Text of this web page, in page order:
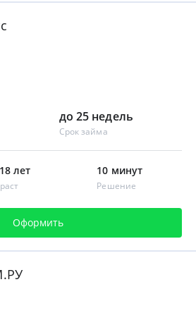
до 25 недель
Срок займа
лет 10 минут
Решение
Оформить